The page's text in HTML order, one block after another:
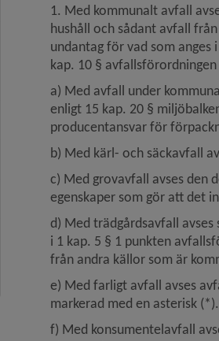
för Brandskydd och förebygga olycka
för Energi och uppvärmning
för Djur
för Naturvård, parker
för Översiktsplan och detaljplaner
för Stadsplanering och byggande
för Hälsoskydd
för Ras och skred
1. Med kommunalt avfall
hushåll och sådant avfall
undantag för vad som
kap. 10 §
a) Med avfall under
enligt 15 kap. 20 §
producentansvar för
b) Med kärl- och säckavfall
c) Med grovavfall avses den
egenskaper som gör att det
d) Med trädgårdsavfall
i 1 kap. 5 § 1 punkten
från andra källor som är
e) Med farligt avfall avses
markerad med en asterisk (*).
f) Med konsumentelavfall